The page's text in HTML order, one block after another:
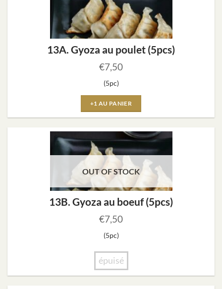
13A. Gyoza au poulet (5pcs)
€7,50
(5pc)
+1 AU PANIER
OUT OF STOCK
13B. Gyoza au boeuf (5pcs)
€7,50
(5pc)
épuisé